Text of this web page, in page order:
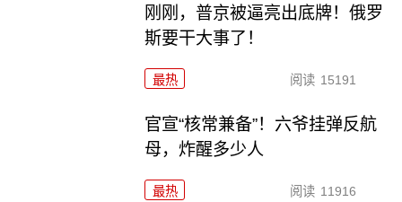
刚刚，普京被逼亮出底牌！俄罗
斯要干大事了！
最热 阅读 15191
官宣“核常兼备”！六爷挂弹反航
母，炸醒多少人
最热 阅读 11916